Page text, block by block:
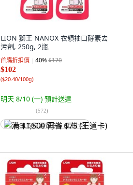
LION 獅王 NANOX 衣領袖口酵素去
污劑, 250g, 2瓶
首購折扣價 40%$170
$102
($20.40/100g)
明天 8/10 (一) 預計送達
(572)
满 $1,500 再省 $75 (王道卡)